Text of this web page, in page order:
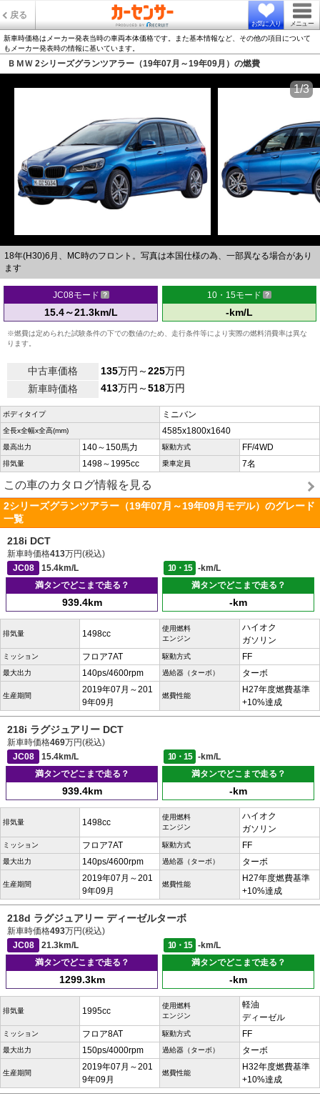
戻る
お気に入り メニュー
新車時価格はメーカー発表当時の車両本体価格です。また基本情報など、その他の項目について
もメーカー発表時の情報に基いています。
ＢＭＷ 2シリーズグランツアラー（19年07月～19年09月）の燃費
18年(H30)6月、MC時のフロント。写真は本国仕様の為、一部異なる場合があり
ます
1/3
JC08モード
15.4～21.3km/L
10・15モード
-km/L
※燃費は定められた試験条件の下での数値のため、走行条件等により実際の燃料消費率は異な
ります。
中古車価格 135万円～225万円
新車時価格
413万円～518万円
ボディタイプ ミニバン
全長x全幅x全高(mm) 4585x1800x1640
最高出力 140～150馬力 駆動方式 FF/4WD
排気量 1498～1995cc 乗車定員 7名
この車のカタログ情報を見る
2シリーズグランツアラー（19年07月～19年09月モデル）のグレード
一覧
218i DCT
新車時価格413万円(税込)
JC08
15.4km/L 10・15
-km/L
満タンでどこまで走る？
939.4km
満タンでどこまで走る？
-km
排気量 1498cc
使用燃料
エンジン
ハイオク
ガソリン
ミッション フロア7AT 駆動方式 FF
最大出力 140ps/4600rpm 過給器（ターボ） ターボ
生産期間
2019年07月～201
9年09月
燃費性能
H27年度燃費基準
+10%達成
218i ラグジュアリー DCT
新車時価格469万円(税込)
JC08
15.4km/L 10・15
-km/L
満タンでどこまで走る？
939.4km
満タンでどこまで走る？
-km
排気量 1498cc
使用燃料
エンジン
ハイオク
ガソリン
ミッション フロア7AT 駆動方式 FF
最大出力 140ps/4600rpm 過給器（ターボ） ターボ
生産期間
2019年07月～201
9年09月
燃費性能
H27年度燃費基準
+10%達成
218d ラグジュアリー ディーゼルターボ
新車時価格493万円(税込)
JC08
21.3km/L 10・15
-km/L
満タンでどこまで走る？
1299.3km
満タンでどこまで走る？
-km
排気量 1995cc
使用燃料
エンジン
軽油
ディーゼル
ミッション フロア8AT 駆動方式 FF
最大出力 150ps/4000rpm 過給器（ターボ） ターボ
生産期間
2019年07月～201
9年09月
燃費性能
H32年度燃費基準
+10%達成